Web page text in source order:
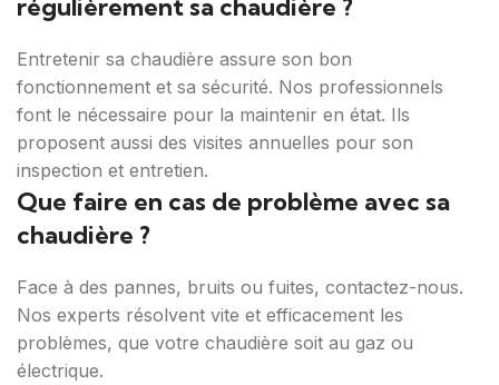
régulièrement sa chaudière ?
Entretenir sa chaudière assure son bon
fonctionnement et sa sécurité. Nos professionnels
font le nécessaire pour la maintenir en état. Ils
proposent aussi des visites annuelles pour son
inspection et entretien.
Que faire en cas de problème avec sa
chaudière ?
Face à des pannes, bruits ou fuites, contactez-nous.
Nos experts résolvent vite et efficacement les
problèmes, que votre chaudière soit au gaz ou
électrique.